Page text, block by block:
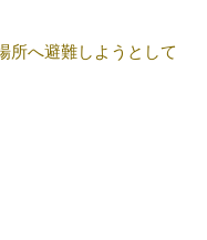
所へ避難しようとして